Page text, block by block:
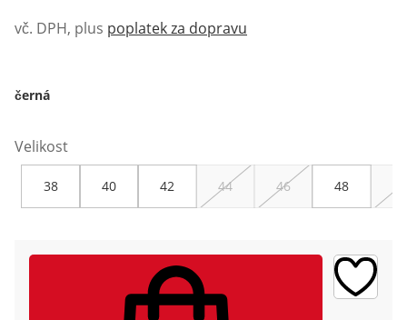
vč. DPH, plus poplatek za dopravu
černá
Velikost
38 40 42 44 46 48